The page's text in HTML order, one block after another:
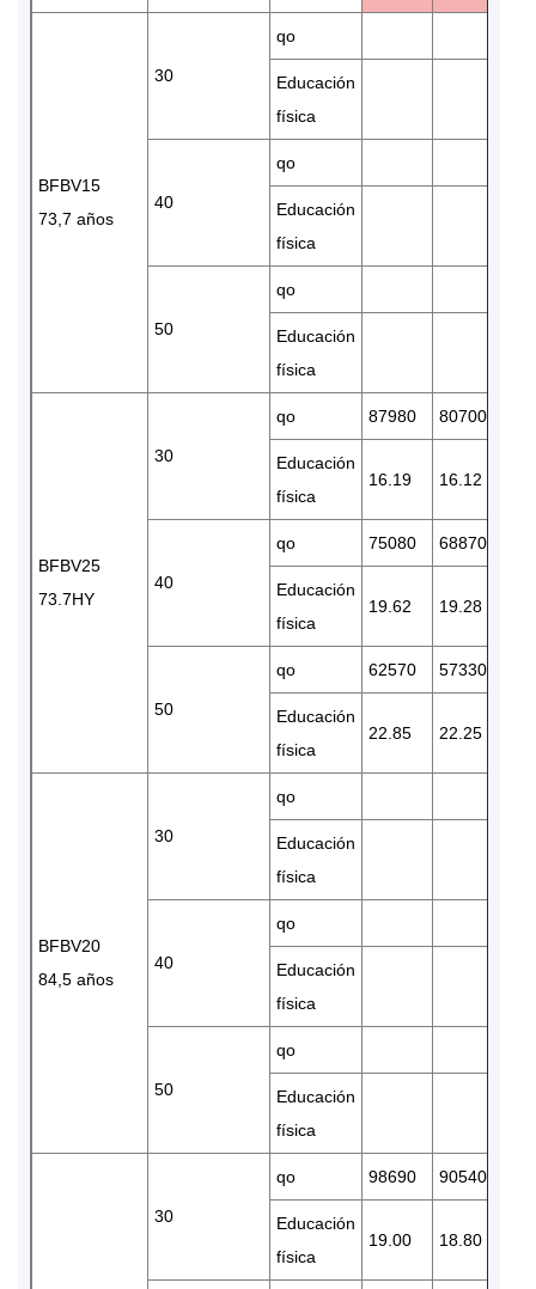
BFBV15
73,7 años
30
qo
Educación
física
40
qo
Educación
física
50
qo
Educación
física
BFBV25
73.7HY
30
qo 87980 80700
Educación
física
16.19 16.12
40
qo 75080 68870
Educación
física
19.62 19.28
50
qo 62570 57330
Educación
física
22.85 22.25
BFBV20
84,5 años
30
qo
Educación
física
40
qo
Educación
física
50
qo
Educación
física
30
qo 98690 90540
Educación
física
19.00 18.80